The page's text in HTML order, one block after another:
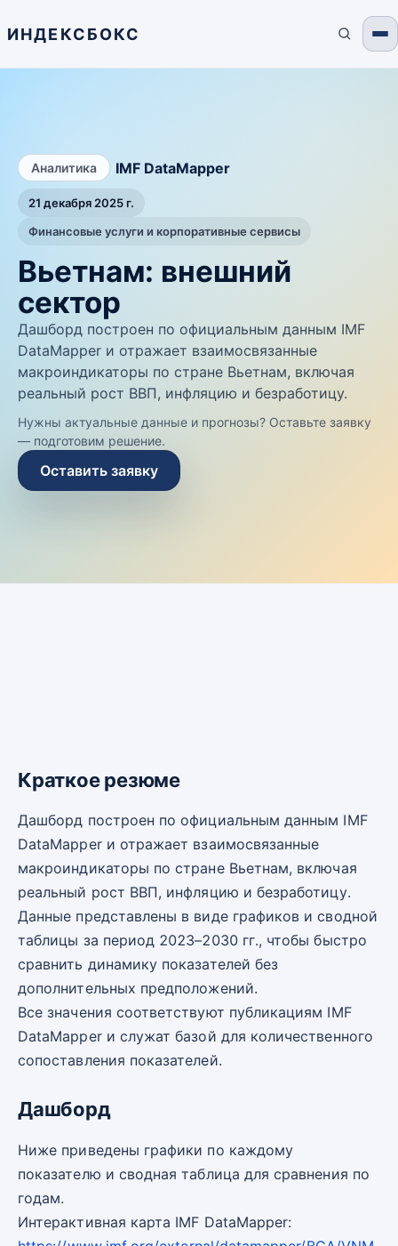
ИНДЕКСБОКС
Аналитика IMF DataMapper
21 декабря 2025 г.
Финансовые услуги и корпоративные сервисы
Вьетнам: внешний
сектор
Дашборд построен по официальным данным IMF
DataMapper и отражает взаимосвязанные
макроиндикаторы по стране Вьетнам, включая
реальный рост ВВП, инфляцию и безработицу.
Нужны актуальные данные и прогнозы? Оставьте заявку
— подготовим решение.
Оставить заявку
Краткое резюме
Дашборд построен по официальным данным IMF
DataMapper и отражает взаимосвязанные
макроиндикаторы по стране Вьетнам, включая
реальный рост ВВП, инфляцию и безработицу.
Данные представлены в виде графиков и сводной
таблицы за период 2023–2030 гг., чтобы быстро
сравнить динамику показателей без
дополнительных предположений.
Все значения соответствуют публикациям IMF
DataMapper и служат базой для количественного
сопоставления показателей.
Дашборд
Ниже приведены графики по каждому
показателю и сводная таблица для сравнения по
годам.
Интерактивная карта IMF DataMapper: